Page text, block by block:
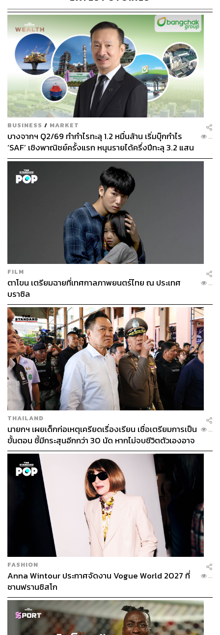
BUSINESS / MARKET
บางจากฯ Q2/69 ทำกำไรทะลุ 1.2 หมื่นล้าน เริ่มบุ๊กกำไร
‘SAF’ เชิงพาณิชย์ครั้งแรก หนุนรายได้ครึ่งปีทะลุ 3.2 แสน
ล้าน
...
FILM
ตาโขน เตรียมฉายที่เทศกาลภาพยนตร์ไทย ณ ประเทศ
บราซิล
...
THAILAND
นายกฯ เผยเด็กก่อเหตุเครียดเรื่องเรียน เชื่อเตรียมการเป็น
ขั้นตอน ชี้มีกระสุนอีกกว่า 30 นัด หากไม่จบชีวิตตัวเองอาจ
สูญเสียเพิ่ม
...
FASHION
Anna Wintour ประกาศจัดงาน Vogue World 2027 ที่
ซานฟรานซิสโก
...